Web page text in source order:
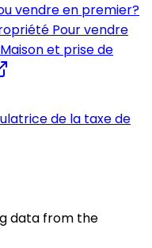
vendre en premier?
Pour vendre
Maison et prise de
de la taxe de
data from the